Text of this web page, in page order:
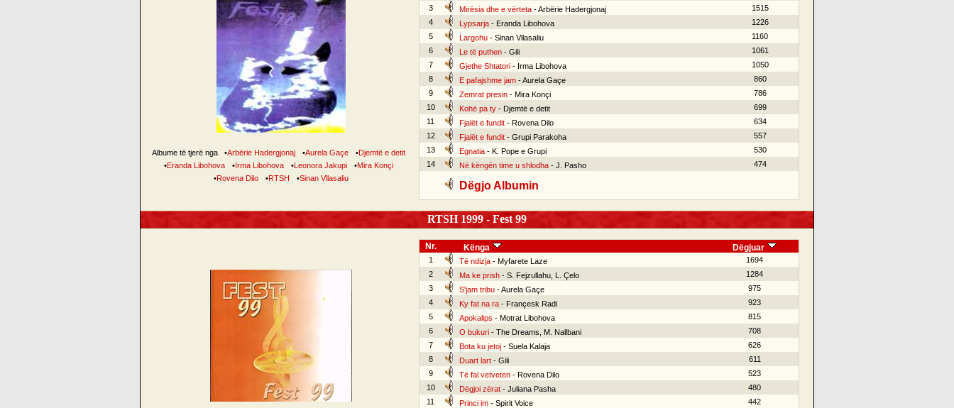
Albume të tjerë nga •Arbërie Hadergjonaj •Aurela Gaçe •Djemtë e detit
•Eranda Libohova •Irma Libohova •Leonora Jakupi •Mira Konçi
•Rovena Dilo •RTSH •Sinan Vllasaliu
3
Mirësia dhe e vërteta- Arbërie Hadergjonaj
1515
4
Lypsarja- Eranda Libohova
1226
5
Largohu- Sinan Vllasaliu
1160
6
Le të puthen- Gili
1061
7
Gjethe Shtatori- Irma Libohova
1050
8
E pafajshme jam- Aurela Gaçe
860
9
Zemrat presin- Mira Konçi
786
10
Kohë pa ty- Djemtë e detit
699
11
Fjalët e fundit- Rovena Dilo
634
12
Fjalët e fundit- Grupi Parakoha
557
13
Egnatia- K. Pope e Grupi
530
14
Në këngën time u shlodha- J. Pasho 474
Dëgjo Albumin
RTSH 1999 - Fest 99
Nr. Kënga Dëgjuar
1 Të ndizja- Myfarete Laze
1694
2
Ma ke prish- S. Fejzullahu, L. Çelo
1284
3
S'jam tribu- Aurela Gaçe
975
4
Ky fat na ra- Françesk Radi
923
5
Apokalips - Motrat Libohova
815
6
O bukuri- The Dreams, M. Nallbani
708
7
Bota ku jetoj- Suela Kalaja
626
8
Duart lart- Gili
611
9
Të fal vetveten- Rovena Dilo
523
10
Dëgjoi zërat- Juliana Pasha
480
11
Princi im- Spirit Voice
442